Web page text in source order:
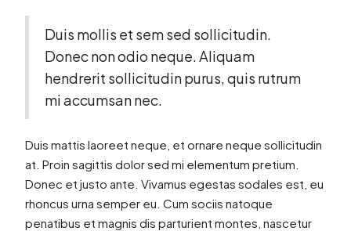
Duis mollis et sem sed sollicitudin.
Donec non odio neque. Aliquam
hendrerit sollicitudin purus, quis rutrum
mi accumsan nec.
Duis mattis laoreet neque, et ornare neque sollicitudin
at. Proin sagittis dolor sed mi elementum pretium.
Donec et justo ante. Vivamus egestas sodales est, eu
rhoncus urna semper eu. Cum sociis natoque
penatibus et magnis dis parturient montes, nascetur